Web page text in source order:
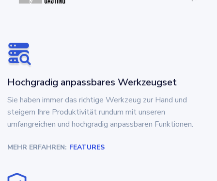
Hochgradig anpassbares Werkzeugset
Sie haben immer das richtige Werkzeug zur Hand und
steigern Ihre Produktivität rundum mit unseren
umfangreichen und hochgradig anpassbaren Funktionen.
MEHR ERFAHREN: FEATURES